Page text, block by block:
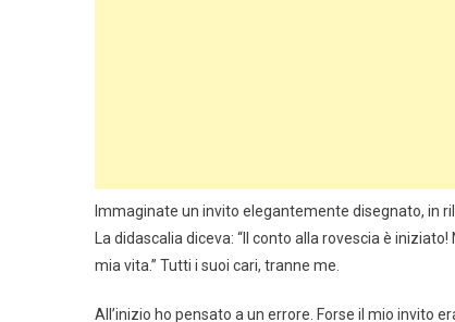
Immaginate un invito elegantemente disegnato, in
La didascalia diceva: “Il conto alla rovescia è
mia vita.” Tutti i suoi cari, tranne me.
All’inizio ho pensato a un errore. Forse il mio invito